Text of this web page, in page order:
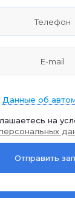
Данные об
на